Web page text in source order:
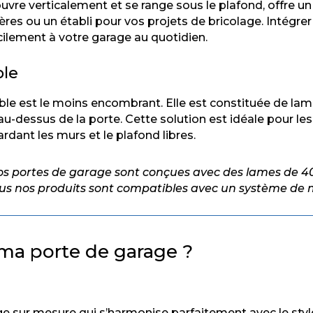
verticalement et se range sous le plafond, offre
ou un établi pour vos projets de bricolage.
à votre garage au quotidien.
est le moins encombrant. Elle est constituée de
dessus de la porte. Cette solution est idéale pour
les murs et le plafond libres.
portes de garage sont conçues avec des lames de
nos produits sont compatibles avec un système de
porte de garage ?